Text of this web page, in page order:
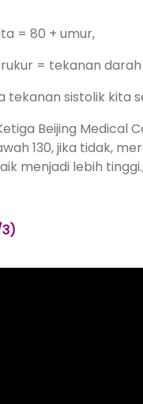
= 80 + umur,
= tekanan
sistolik kita
Beijing
130, jika tidak,
menjadi lebih